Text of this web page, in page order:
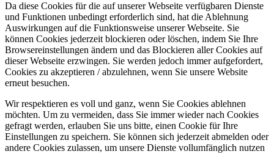
Da diese Cookies für die auf unserer Webseite verfügbaren Dienste
und Funktionen unbedingt erforderlich sind, hat die Ablehnung
Auswirkungen auf die Funktionsweise unserer Webseite. Sie
können Cookies jederzeit blockieren oder löschen, indem Sie Ihre
Browsereinstellungen ändern und das Blockieren aller Cookies auf
dieser Webseite erzwingen. Sie werden jedoch immer aufgefordert,
Cookies zu akzeptieren / abzulehnen, wenn Sie unsere Website
erneut besuchen.
Wir respektieren es voll und ganz, wenn Sie Cookies ablehnen
möchten. Um zu vermeiden, dass Sie immer wieder nach Cookies
gefragt werden, erlauben Sie uns bitte, einen Cookie für Ihre
Einstellungen zu speichern. Sie können sich jederzeit abmelden oder
andere Cookies zulassen, um unsere Dienste vollumfänglich nutzen